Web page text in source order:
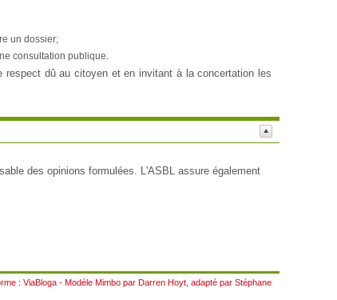
un dossier;
consultation publique.
dû au citoyen et en invitant à la concertation les
des opinions formulées. L'ASBL assure également
: ViaBloga - Modèle Mimbo par Darren Hoyt , adapté par Stéphane